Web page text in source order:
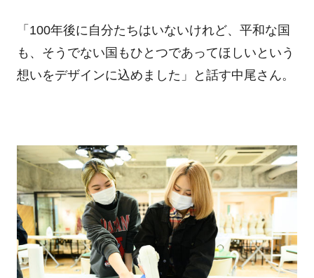
「100年後に自分たちはいないけれど、平和な国
も、そうでない国もひとつであってほしいという
想いをデザインに込めました」と話す中尾さん。